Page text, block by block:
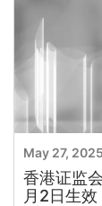
香港证监
月2日生效
May 27, 2025